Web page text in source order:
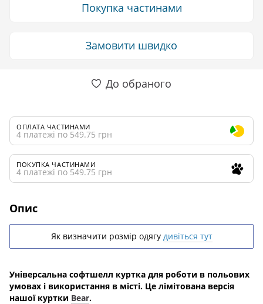
Покупка частинами
Замовити швидко
До обраного
ОПЛАТА ЧАСТИНАМИ
4 платежі по 549.75 грн
ПОКУПКА ЧАСТИНАМИ
4 платежі по 549.75 грн
Опис
Як визначити розмір одягу дивіться тут
Універсальна софтшелл куртка для роботи в польових
умовах і використання в місті. Це лімітована версія
нашої куртки Bear.